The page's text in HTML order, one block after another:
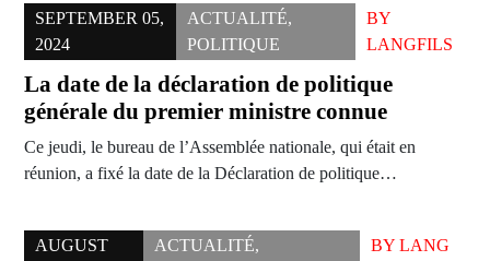
SEPTEMBER 05,
2024
ACTUALITÉ,
POLITIQUE
BY
LANGFILS
La date de la déclaration de politique
générale du premier ministre connue
Ce jeudi, le bureau de l’Assemblée nationale, qui était en
réunion, a fixé la date de la Déclaration de politique…
AUGUST
ACTUALITÉ,
BYLANG